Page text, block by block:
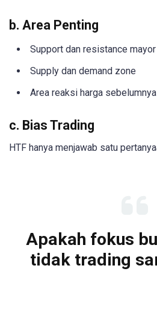
b. Area Penting
Support dan resistance mayor
Supply dan demand zone
Area reaksi harga sebelumnya
c. Bias Trading
HTF hanya menjawab satu
Apakah fokus
tidak trading